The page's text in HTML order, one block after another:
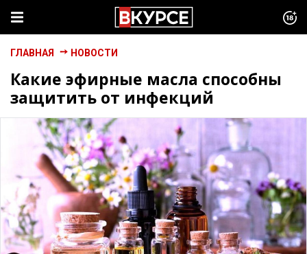
ГЛАВНАЯ НОВОСТИ
Какие эфирные масла способны
защитить от инфекций